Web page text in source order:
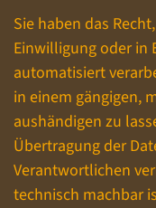
Sie haben das
Einwilligung oder in
automatisiert
in einem gängigen,
aushändigen zu
Übertragung der
Verantwortlichen
technisch machbar